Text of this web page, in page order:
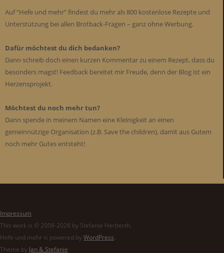
Auf “Hefe und mehr” findest du mehr als 800 kostenlose Rezepte und
Unterstützung bei allen Brotback-Fragen – ganz ohne Werbung.
Dafür möchtest du dich bedanken?
Dann schreib doch einen kurzen Kommentar zu einem Rezept, dass du
besonders magst! Feedback bereitet mir Freude, denn der Blog ist ein
Herzensprojekt.
Möchtest du noch mehr tun?
Dann spende in meinem Namen eine Kleinigkeit an einen
gemeinnützige Organisation (z.B. Save the children), damit aus Gutem
noch mehr Gutes entsteht!
Impressum
This work is © 2008-2026 by Stefanie Herberth.
Hefe und mehr is powered byWordPress.
Theme by Jan & Stefanie